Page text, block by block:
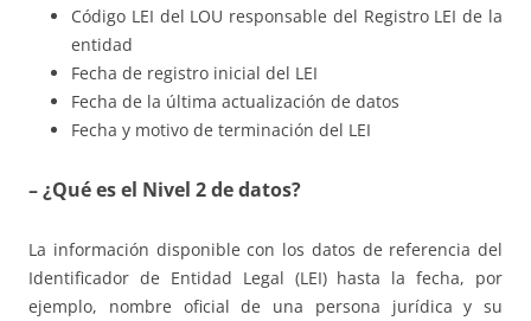
Código LEI del LOU responsable del Registro LEI de la
entidad
Fecha de registro inicial del LEI
Fecha de la última actualización de datos
Fecha y motivo de terminación del LEI
– ¿Qué es el Nivel 2 de datos?
La información disponible con los datos de referencia del
Identificador de Entidad Legal (LEI) hasta la fecha, por
ejemplo, nombre oficial de una persona jurídica y su